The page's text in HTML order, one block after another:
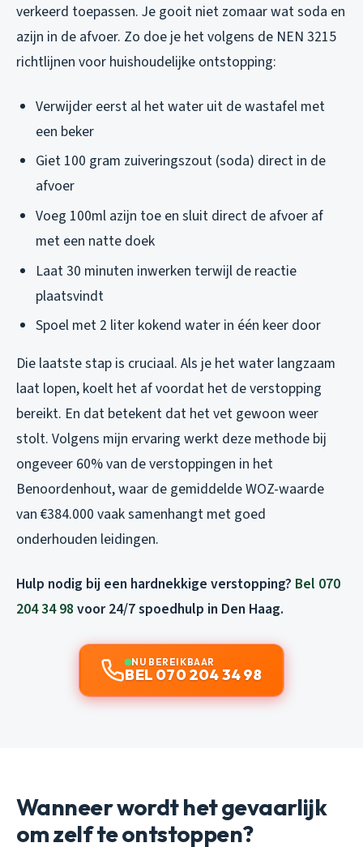
verkeerd toepassen. Je gooit niet zomaar wat soda en
azijn in de afvoer. Zo doe je het volgens de NEN 3215
richtlijnen voor huishoudelijke ontstopping:
Verwijder eerst al het water uit de wastafel met
een beker
Giet 100 gram zuiveringszout (soda) direct in de
afvoer
Voeg 100ml azijn toe en sluit direct de afvoer af
met een natte doek
Laat 30 minuten inwerken terwijl de reactie
plaatsvindt
Spoel met 2 liter kokend water in één keer door
Die laatste stap is cruciaal. Als je het water langzaam
laat lopen, koelt het af voordat het de verstopping
bereikt. En dat betekent dat het vet gewoon weer
stolt. Volgens mijn ervaring werkt deze methode bij
ongeveer 60% van de verstoppingen in het
Benoordenhout, waar de gemiddelde WOZ-waarde
van €384.000 vaak samenhangt met goed
onderhouden leidingen.
Hulp nodig bij een hardnekkige verstopping? Bel 070
204 34 98 voor 24/7 spoedhulp in Den Haag.
NU BEREIKBAAR
BEL 070 204 34 98
Wanneer wordt het gevaarlijk
om zelf te ontstoppen?